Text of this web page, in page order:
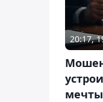
20:17,